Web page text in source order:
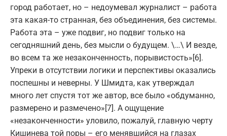
город работает, но – недоумевал журналист – работа
эта какая-то странная, без объединения, без системы.
Работа эта – уже подвиг, но подвиг только на
сегодняшний день, без мысли о будущем. \…\ И везде,
во всем та же незаконченность, порывистость»[6].
Упреки в отсутствии логики и перспективы оказались
поспешны и неверны. У Шмидта, как утверждал
много лет спустя тот же автор, все было «обдуманно,
размерено и размечено»[7]. А ощущение
«незаконченности» уловило, пожалуй, главную черту
Кишинева той поры – его менявшийся на глазах